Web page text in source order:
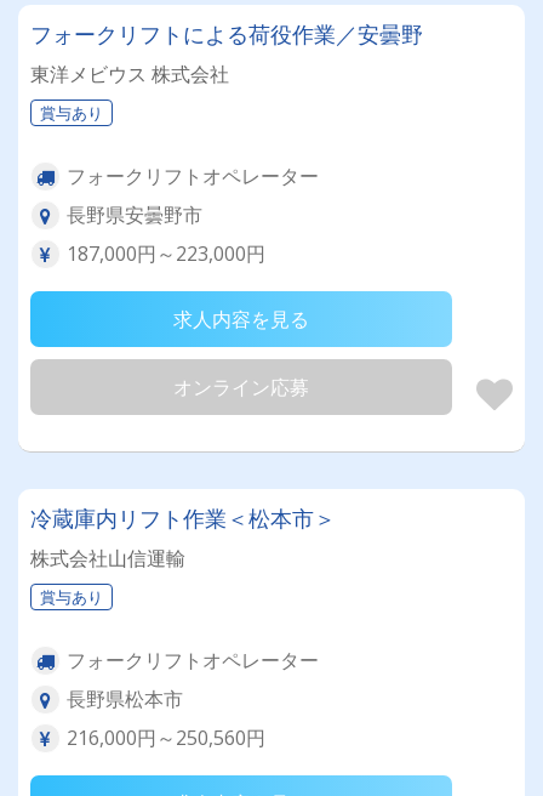
フォークリフトによる荷役作業／安曇野
東洋メビウス 株式会社
賞与あり
フォークリフトオペレーター
長野県安曇野市
187,000円～223,000円
求人内容を見る
オンライン応募
冷蔵庫内リフト作業＜松本市＞
株式会社山信運輸
賞与あり
フォークリフトオペレーター
長野県松本市
216,000円～250,560円